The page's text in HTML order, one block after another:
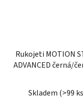
Rukojeti MOTION
ADVANCED černá/
design)
Skladem (>99